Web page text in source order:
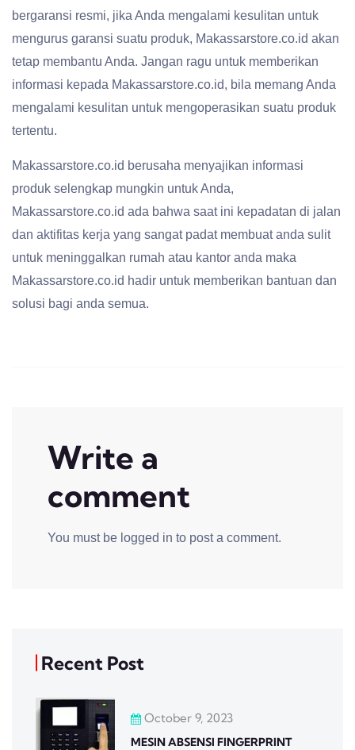
bergaransi resmi, jika Anda mengalami kesulitan untuk
mengurus garansi suatu produk, Makassarstore.co.id akan
tetap membantu Anda. Jangan ragu untuk memberikan
informasi kepada Makassarstore.co.id, bila memang Anda
mengalami kesulitan untuk mengoperasikan suatu produk
tertentu.
Makassarstore.co.id berusaha menyajikan informasi
produk selengkap mungkin untuk Anda,
Makassarstore.co.id ada bahwa saat ini kepadatan di jalan
dan aktifitas kerja yang sangat padat membuat anda sulit
untuk meninggalkan rumah atau kantor anda maka
Makassarstore.co.id hadir untuk memberikan bantuan dan
solusi bagi anda semua.
Write a
comment
You must be logged in to post a comment.
Recent Post
October 9, 2023
MESIN ABSENSI FINGERPRINT